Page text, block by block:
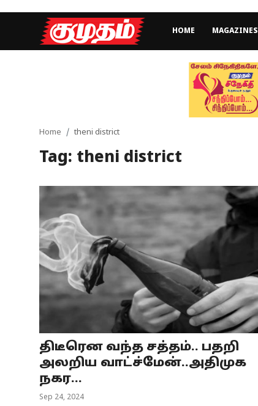
HOME MAGAZINES
Games
Videos
Special Story
Business
Tamilnadu
National
Home theni district
Tag: theni district
திடீரென வந்த சத்தம்.. பதறி
அலறிய வாட்ச்மேன்..அதிமுக
நகர...
Sep 24, 2024